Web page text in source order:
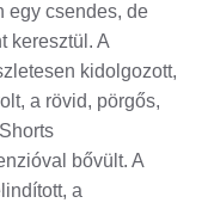
egy csendes, de
keresztül. A
kidolgozott,
a rövid, pörgős,
bővült. A
a